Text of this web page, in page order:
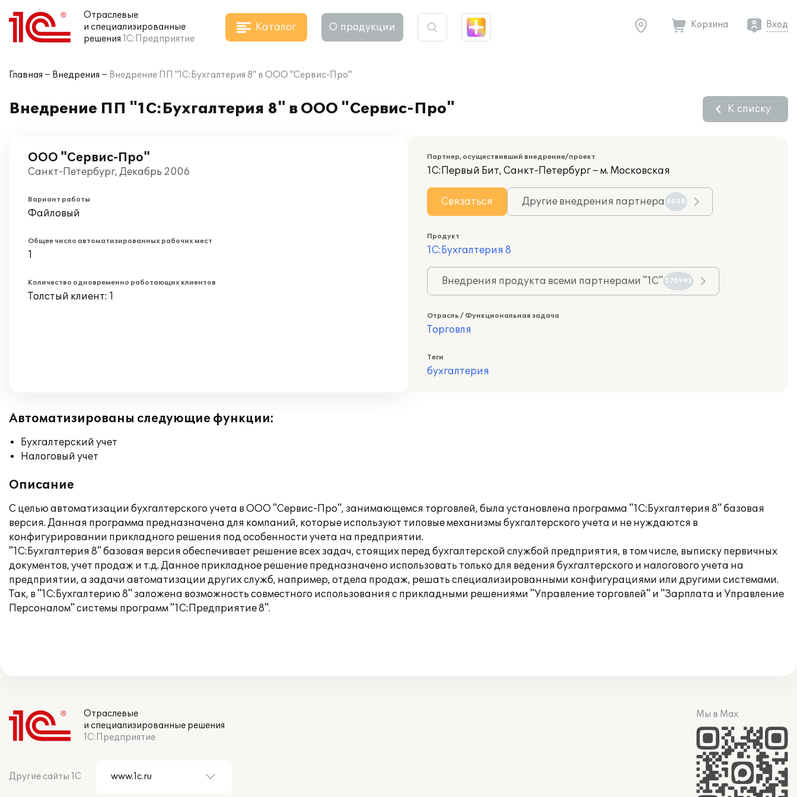
Отраслевые
и специализированные
решения 1С:Предприятие
Каталог О продукции Корзина Вход
Главная Внедрения Внедрение ПП "1C:Бухгалтерия 8" в ООО "Сервис-Про"
Внедрение ПП "1C:Бухгалтерия 8" в ООО "Сервис-Про" К списку
ООО "Сервис-Про"
Санкт-Петербург, Декабрь 2006
Вариант работы
Файловый
Общее число автоматизированных рабочих мест
1
Количество одновременно работающих клиентов
Толстый клиент: 1
Партнер, осуществивший внедрение/проект
1С:Первый Бит, Санкт-Петербург – м. Московская
Связаться Другие внедрения партнера 6038
Продукт
1С:Бухгалтерия 8
Внедрения продукта всеми партнерами "1С" 575993
Отрасль / Функциональная задача
Торговля
Теги
бухгалтерия
Автоматизированы следующие функции:
Бухгалтерский учет
Налоговый учет
Описание
С целью автоматизации бухгалтерского учета в ООО "Сервис-Про", занимающемся торговлей, была установлена программа "1C:Бухгалтерия 8" базовая
версия. Данная программа предназначена для компаний, которые используют типовые механизмы бухгалтерского учета и не нуждаются в
конфигурировании прикладного решения под особенности учета на предприятии.
"1С:Бухгалтерия 8" базовая версия обеспечивает решение всех задач, стоящих перед бухгалтерской службой предприятия, в том числе, выписку первичных
документов, учет продаж и т.д. Данное прикладное решение предназначено использовать только для ведения бухгалтерского и налогового учета на
предприятии, а задачи автоматизации других служб, например, отдела продаж, решать специализированными конфигурациями или другими системами.
Так, в "1С:Бухгалтерию 8" заложена возможность совместного использования с прикладными решениями "Управление торговлей" и "Зарплата и Управление
Персоналом" системы программ "1С:Предприятие 8".
Отраслевые
и специализированные решения
1С:Предприятие
Другие сайты 1С
Мы в Max